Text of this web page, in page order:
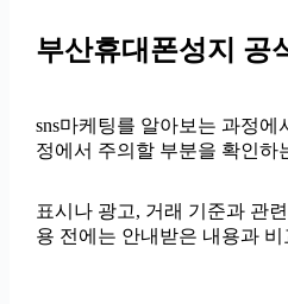
부산휴대폰성지 공
sns마케팅를 알아보는 과정
정에서 주의할 부분을 확인하
표시나 광고, 거래 기준과 관
용 전에는 안내받은 내용과